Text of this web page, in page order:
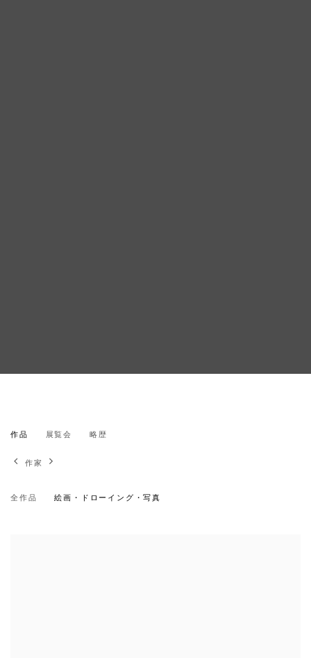
國久 真有 日本,1983
作品 展覧会 略歴
作家
全作品 絵画・ドローイング・写真